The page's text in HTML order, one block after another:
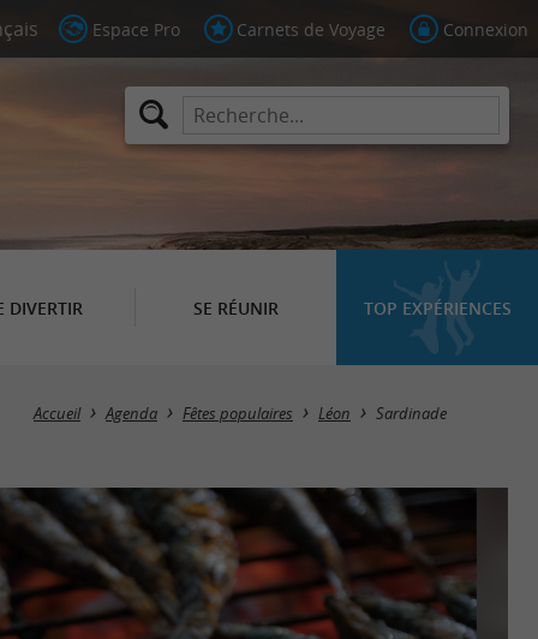
Espace Pro Carnets de Voyage Connexion
DIVERTIR SE RÉUNIR TOP EXPÉRIENCES
Accueil Agenda Fêtes populaires Léon Sardinade